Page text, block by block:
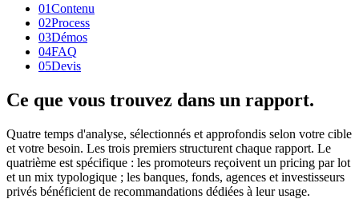
01Contenu
02Process
03Démos
04FAQ
05Devis
Ce que vous trouvez dans un rapport.
Quatre temps d'analyse, sélectionnés et approfondis selon votre cible
et votre besoin. Les trois premiers structurent chaque rapport. Le
quatrième est spécifique : les promoteurs reçoivent un pricing par lot
et un mix typologique ; les banques, fonds, agences et investisseurs
privés bénéficient de recommandations dédiées à leur usage.